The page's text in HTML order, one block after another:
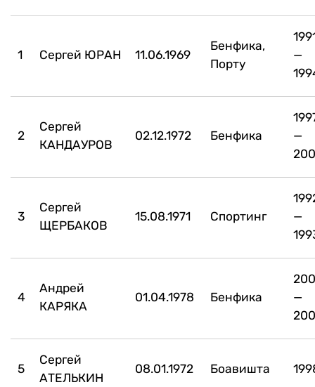
1 Сергей ЮРАН 11.06.1969
Бенфика,
Порту
—
2
Сергей
КАНДАУРОВ
02.12.1972 Бенфика
—
3
Сергей
ЩЕРБАКОВ
15.08.1971 Спортинг
—
4
Андрей
КАРЯКА
01.04.1978 Бенфика
—
5
Сергей
АТЕЛЬКИН
08.01.1972 Боавишта